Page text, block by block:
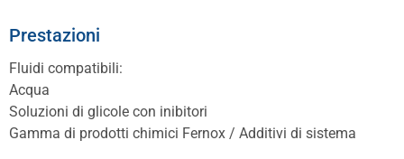
Prestazioni
Fluidi compatibili:
Acqua
Soluzioni di glicole con inibitori
Gamma di prodotti chimici Fernox / Additivi di sistema